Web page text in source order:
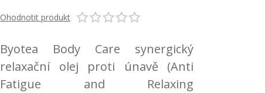
Ohodnotit produkt
Byotea Body Care synergický
relaxační olej proti únavě (Anti
Fatigue and Relaxing